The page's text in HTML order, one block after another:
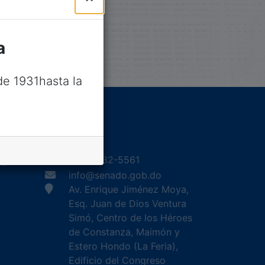
(809) 532-5561
info@senado.gob.do
Av. Enrique Jiménez Moya,
Esq. Juan de Dios Ventura
Simó, Centro de los Héroes
de Constanza, Maimón y
Estero Hondo (La Feria),
Edificio del Congreso
1931hasta la